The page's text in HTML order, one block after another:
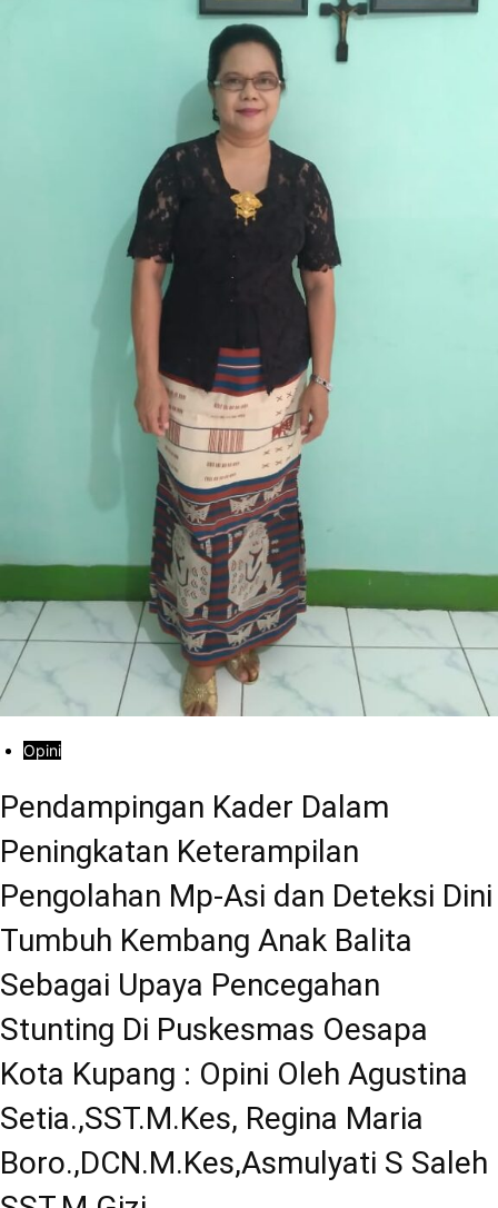
Opini
Pendampingan Kader Dalam
Peningkatan Keterampilan
Pengolahan Mp-Asi dan Deteksi Dini
Tumbuh Kembang Anak Balita
Sebagai Upaya Pencegahan
Stunting Di Puskesmas Oesapa
Kota Kupang : Opini Oleh Agustina
Setia.,SST.M.Kes, Regina Maria
Boro.,DCN.M.Kes,Asmulyati S Saleh